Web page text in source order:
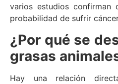
varios estudios confirman
probabilidad de sufrir
¿Por qué se
grasas
Hay una relación